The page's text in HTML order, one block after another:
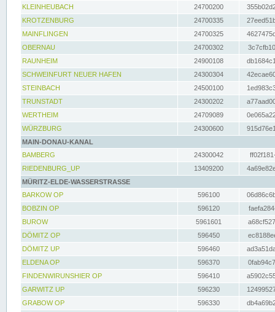
KLEINHEUBACH 24700200
KROTZENBURG
24700335
MAINFLINGEN
24700325
OBERNAU
24700302
RAUNHEIM
24900108
SCHWEINFURT NEUER HAFEN
24300304
STEINBACH
24500100
TRUNSTADT
24300202
WERTHEIM
24709089
WÜRZBURG
24300600
MAIN-DONAU-KANAL
BAMBERG
24300042
RIEDENBURG_UP
13409200
MÜRITZ-ELDE-WASSERSTRASSE
BARKOW OP
596100
BOBZIN OP
596120
BUROW
5961601
DÖMITZ OP
596450
DÖMITZ UP
596460
ELDENA OP
596370
FINDENWIRUNSHIER OP
596410
GARWITZ UP
596230
GRABOW OP
596330